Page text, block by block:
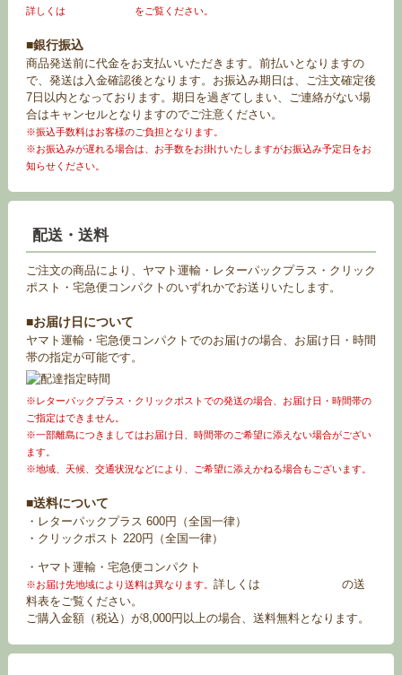
詳しくは
をご覧ください。
■銀行振込
商品発送前に代金をお支払いいただきます。前払いとなりますの
で、発送は入金確認後となります。お振込み期日は、ご注文確定後
7日以内となっております。期日を過ぎてしまい、ご連絡がない場
合はキャンセルとなりますのでご注意ください。
※振込手数料はお客様のご負担となります。
※お振込みが遅れる場合は、お手数をお掛けいたしますがお振込み予定日をお
知らせください。
配送・送料
ご注文の商品により、ヤマト運輸・レターパックプラス・クリック
ポスト・宅急便コンパクトのいずれかでお送りいたします。
■お届け日について
ヤマト運輸・宅急便コンパクトでのお届けの場合、お届け日・時間
帯の指定が可能です。
※レターパックプラス・クリックポストでの発送の場合、お届け日・時間帯の
ご指定はできません。
※一部離島につきましてはお届け日、時間帯のご希望に添えない場合がござい
ます。
※地域、天候、交通状況などにより、ご希望に添えかねる場合もございます。
■送料について
・レターパックプラス 600円（全国一律）
・クリックポスト 220円（全国一律）
・ヤマト運輸・宅急便コンパクト
※お届け先地域により送料は異なります。 詳しくは
の送
料表をご覧ください。
ご購入金額（税込）が8,000円以上の場合、送料無料となります。